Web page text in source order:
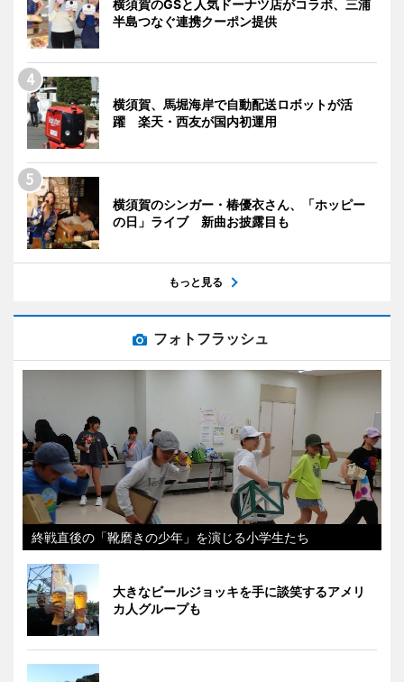
横須賀のGSと人気ドーナツ店がコラボ、三浦
半島つなぐ連携クーポン提供
横須賀、馬堀海岸で自動配送ロボットが活
躍 楽天・西友が国内初運用
横須賀のシンガー・椿優衣さん、「ホッピー
の日」ライブ 新曲お披露目も
もっと見る
フォトフラッシュ
終戦直後の「靴磨きの少年」を演じる小学生たち
大きなビールジョッキを手に談笑するアメリ
カ人グループも